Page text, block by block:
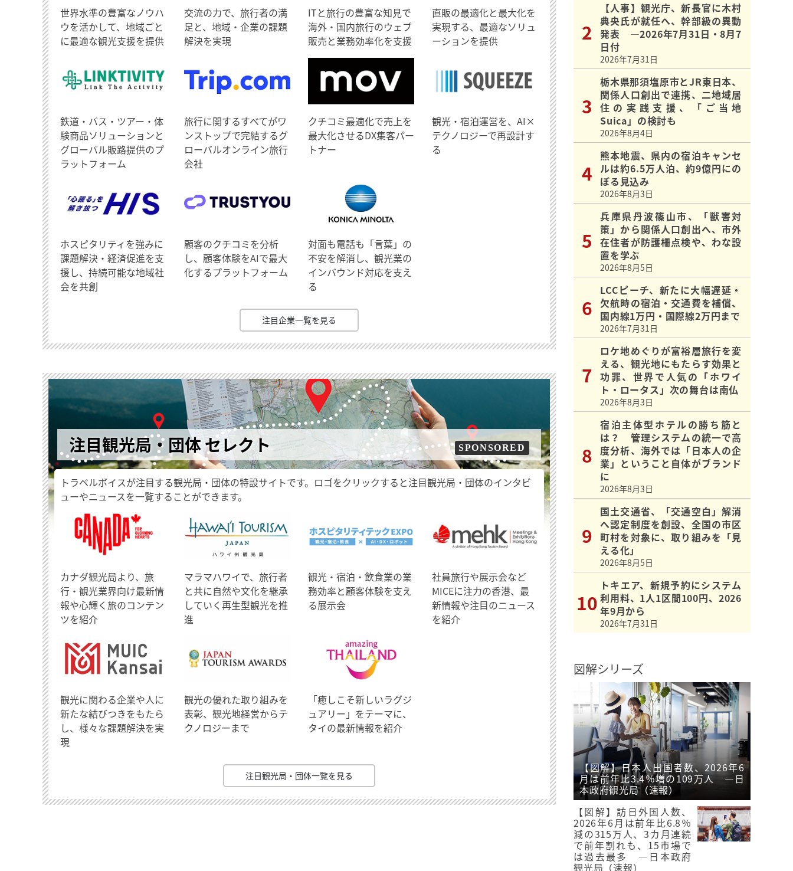
世界水準の豊富なノウハ
ウを活かして、地域ごと
に最適な観光支援を提供
交流の力で、旅行者の満
足と、地域・企業の課題
解決を実現
ITと旅行の豊富な知見で
海外・国内旅行のウェブ
販売と業務効率化を支援
直販の最適化と最大化を
実現する、最適なソリュ
ーションを提供
鉄道・バス・ツアー・体
験商品ソリューションと
グローバル販路提供のプ
ラットフォーム
旅行に関するすべてがワ
ンストップで完結するグ
ローバルオンライン旅行
会社
クチコミ最適化で売上を
最大化させるDX集客パー
トナー
観光・宿泊運営を、AI×
テクノロジーで再設計す
る
ホスピタリティを強みに
課題解決・経済促進を支
援し、持続可能な地域社
会を共創
顧客のクチコミを分析
し、顧客体験をAIで最大
化するプラットフォーム
対面も電話も「言葉」の
不安を解消し、観光業の
インバウンド対応を支え
る
注目企業一覧を見る
注目観光局・団体 セレクト SPONSORED
トラベルボイスが注目する観光局・団体の特設サイトです。ロゴをクリックすると注目観光局・団体のインタビ
ューやニュースを一覧することができます。
​カナダ観光局より、旅
行・観光業界向け最新情
報や心輝く旅のコンテン
ツを紹介
マラマハワイで、旅行者
と共に自然や文化を継承
していく再生型観光を推
進
観光・宿泊・飲食業の業
務効率と顧客体験を支え
る展示会
社員旅行や展示会など
MICEに注力の香港、最
新情報や注目のニュース
を紹介
観光に関わる企業や人に
新たな結びつきをもたら
し、様々な課題解決を実
現
観光の優れた取り組みを
表彰、観光地経営からテ
クノロジーまで
「癒しこそ新しいラグジ
ュアリー」をテーマに、
タイの最新情報を紹介
注目観光局・団体一覧を見る
【人事】観光庁、新長官に木村
典央氏が就任へ、幹部級の異動
発表 ―2026年7月31日・8月7
日付
2026年7月31日
栃木県那須塩原市とJR東日本、
関係人口創出で連携、二地域居
住の実践支援、「ご当地
Suica」の検討も
2026年8月4日
熊本地震、県内の宿泊キャンセ
ルは約6.5万人泊、約9億円にの
ぼる見込み
2026年8月3日
兵庫県丹波篠山市、「獣害対
策」から関係人口創出へ、市外
在住者が防護柵点検や、わな設
置を学ぶ
2026年8月5日
LCCピーチ、新たに大幅遅延・
欠航時の宿泊・交通費を補償、
国内線1万円・国際線2万円まで
2026年7月31日
ロケ地めぐりが富裕層旅行を変
える、観光地にもたらす効果と
功罪、世界で人気の「ホワイ
ト・ロータス」次の舞台は南仏
2026年8月3日
宿泊主体型ホテルの勝ち筋と
は？ 管理システムの統一で高
度分析、海外では「日本人の企
業」ということ自体がブランド
に
2026年8月3日
国土交通省、「交通空白」解消
へ認定制度を創設、全国の市区
町村を対象に、取り組みを「見
える化」
2026年8月5日
トキエア、新規予約にシステム
利用料、1人1区間100円、2026
年9月から
2026年7月31日
図解シリーズ
【図解】日本人出国者数、2026年6
月は前年比3.4％増の109万人 ―日
本政府観光局（速報）
【図解】訪日外国人数、
2026年6月は前年比6.8％
減の315万人、3カ月連続
で前年割れも、15市場で
は過去最多 ―日本政府
観光局（速報）